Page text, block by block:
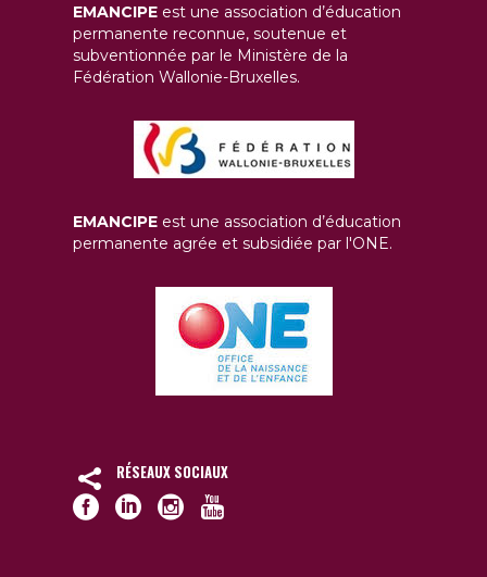
EMANCIPE est une association d’éducation
permanente reconnue, soutenue et
subventionnée par le Ministère de la
Fédération Wallonie-Bruxelles.
EMANCIPE est une association d’éducation
permanente agrée et subsidiée par l'ONE.
RÉSEAUX SOCIAUX